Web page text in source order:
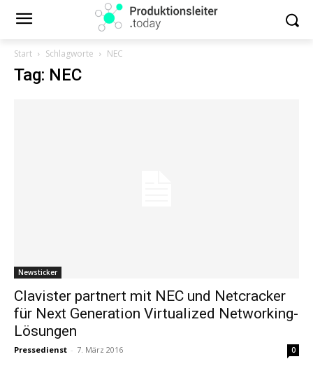
Start Schlagworte NEC
Tag: NEC
Newsticker
Clavister partnert mit NEC und Netcracker
für Next Generation Virtualized Networking-
Lösungen
Pressedienst - 7. März 2016 0